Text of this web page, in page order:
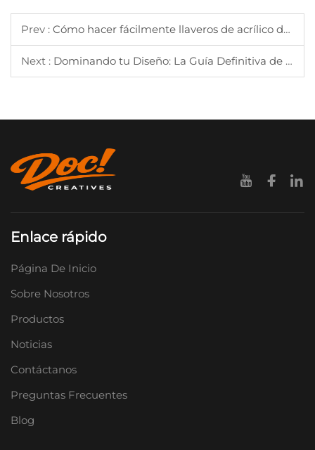
Prev : Cómo hacer fácilmente llaveros de acrílico de DOC Creatives
Next : Dominando tu Diseño: La Guía Definitiva de Arte para Llaveros de Acrílico Personalizados
Enlace rápido
Página De Inicio
Sobre Nosotros
Productos
Noticias
Contáctanos
Preguntas Frecuentes
Blog